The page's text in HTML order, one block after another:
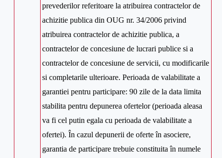
prevederilor referitoare la atribuirea contractelor de
achizitie publica din OUG nr. 34/2006 privind
atribuirea contractelor de achizitie publica, a
contractelor de concesiune de lucrari publice si a
contractelor de concesiune de servicii, cu modificarile
si completarile ulterioare. Perioada de valabilitate a
garantiei pentru participare: 90 zile de la data limita
stabilita pentru depunerea ofertelor (perioada aleasa
va fi cel putin egala cu perioada de valabilitate a
ofertei). În cazul depunerii de oferte în asociere,
garantia de participare trebuie constituita în numele